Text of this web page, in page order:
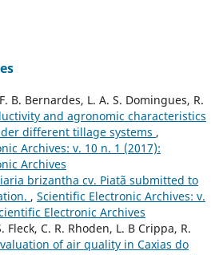
B. Bernardes, L. A. S. Domingues, R.
and agronomic characteristics
different tillage systems ,
Archives: v. 10 n. 1 (2017):
Archives
brizantha cv. Piatã submitted to
, Scientific Electronic Archives: v.
Electronic Archives
Fleck, C. R. Rhoden, L. B Crippa, R.
of air quality in Caxias do